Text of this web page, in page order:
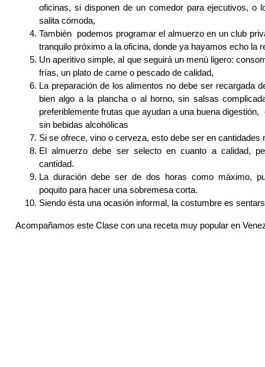
oficinas, si disponen de un comedor para ejecutivos, o
salita cómoda,
También podemos programar el almuerzo en un club
tranquilo próximo a la oficina, donde ya hayamos echo la
Un aperitivo simple, al que seguirá un menú ligero:
frías, un plato de carne o pescado de calidad,
La preparación de los alimentos no debe ser recargada
bien algo a la plancha o al horno, sin salsas
preferiblemente frutas que ayudan a una buena
sin bebidas alcohólicas
Si se ofrece, vino o cerveza, esto debe ser en cantidades
El almuerzo debe ser selecto en cuanto a calidad,
cantidad.
La duración debe ser de dos horas como máximo,
poquito para hacer una sobremesa corta.
Siendo ésta una ocasión informal, la costumbre es
Acompañamos este Clase con una receta muy popular en